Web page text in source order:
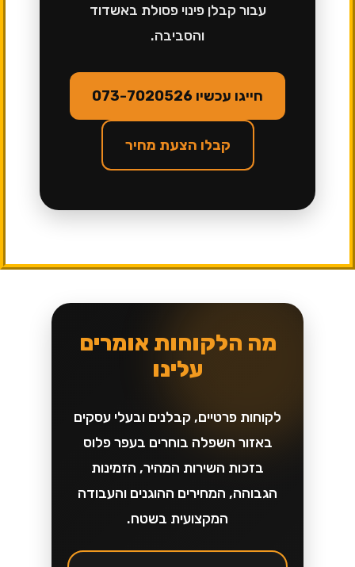
עבור קבלן פינוי פסולת באשדוד
והסביבה.
חייגו עכשיו 073-7020526
קבלו הצעת מחיר
מה הלקוחות אומרים
עלינו
לקוחות פרטיים, קבלנים ובעלי עסקים
באזור השפלה בוחרים בעפר פלוס
בזכות השירות המהיר, הזמינות
הגבוהה, המחירים ההוגנים והעבודה
המקצועית בשטח.